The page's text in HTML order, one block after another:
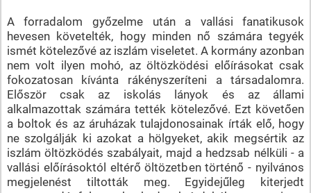
A forradalom győzelme után a vallási fanatikusok
hevesen követelték, hogy minden nő számára tegyék
ismét kötelezővé az iszlám viseletet. A kormány azonban
nem volt ilyen mohó, az öltözködési előírásokat csak
fokozatosan kívánta rákényszeríteni a társadalomra.
Először csak az iskolás lányok és az állami
alkalmazottak számára tették kötelezővé. Ezt követően
a boltok és az áruházak tulajdonosainak írták elő, hogy
ne szolgálják ki azokat a hölgyeket, akik megsértik az
iszlám öltözködés szabályait, majd a hedzsab nélküli - a
vallási előírásoktól eltérő öltözetben történő - nyilvános
megjelenést tiltották meg. Egyidejűleg kiterjedt